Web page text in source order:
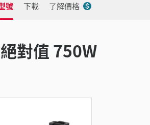
號 下載 了解價格
對值 750W